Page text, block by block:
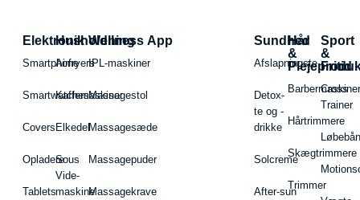
Elektronik
Smartphone
Smartwatches
Covers
Opladere
Tablets
Husholdning
Airfryers
Kaffemaskiner
Elkedel
Sous
Vide-
maskine
Wellness App
IPL-maskiner
Massagestol
Massagesæde
Massagepuder
Massagekrave
Sundhed
Afslapningste
Detox-
te og -
drikke
Solcreme
After-sun
Hår
&
Hårtrimmere
Skægtrimmere
Trimmer
Sport
&
Fritid
Cross
Trainer